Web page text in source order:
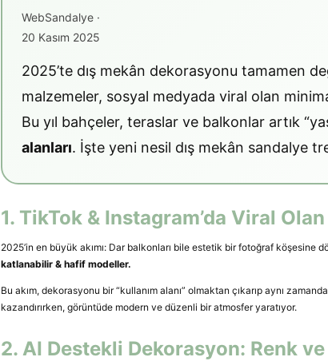
WebSandalye ·
20 Kasım 2025
2025’te dış mekân dekorasyonu tamamen
malzemeler, sosyal medyada viral olan
Bu yıl bahçeler, teraslar ve balkonlar artık
alanları. İşte yeni nesil dış mekân sandalye
1. TikTok & Instagram’da Viral
2025’in en büyük akımı: Dar balkonları bile estetik bir fotoğraf köşesine
katlanabilir & hafif modeller.
Bu akım, dekorasyonu bir “kullanım alanı” olmaktan çıkarıp aynı
kazandırırken, görüntüde modern ve düzenli bir atmosfer yaratıyor.
2. AI Destekli Dekorasyon: Renk